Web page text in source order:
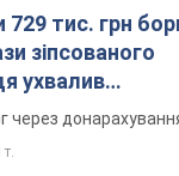
729 тис. грн
зіпсованого
ухвалив
через